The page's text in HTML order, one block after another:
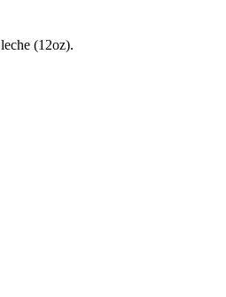
(12oz).